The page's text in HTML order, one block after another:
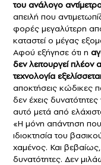
του ανάλογο
απειλή που
φορές μεγαλύτερη
καταστεί ο μέγας
Αφού εξήγησε ότι η
δεν λειτουργεί πλέον
τεχνολογία
αποκτήσεις κώδικες
δεν έχεις
αυτό μετά από
«Η μόνη απάντηση που
ιδιοκτησία του
χαμένος. Και
δυνατότητες. Δεν